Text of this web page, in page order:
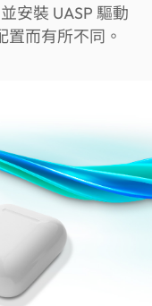
安裝 UASP 驅動
而有所不同。